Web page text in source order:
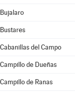
Bujalaro
Bustares
Cabanillas del Campo
Campillo de Dueñas
Campillo de Ranas